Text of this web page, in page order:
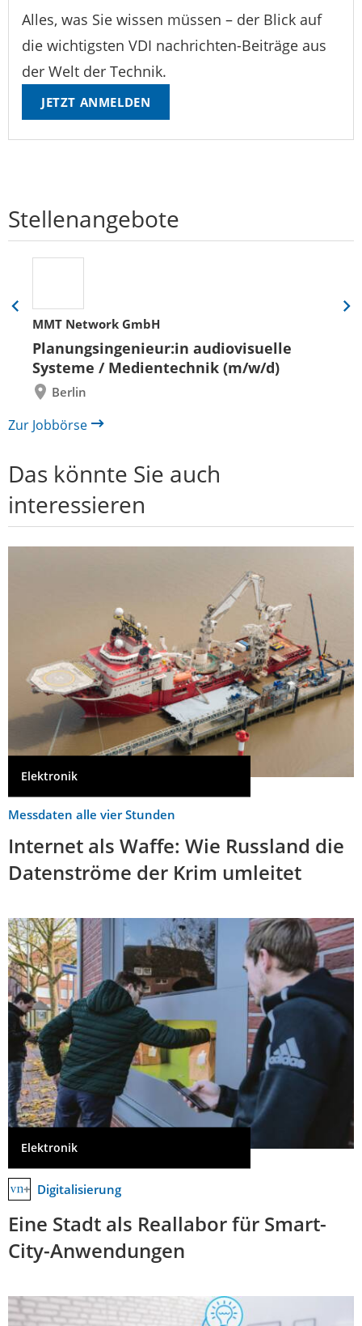
Alles, was Sie wissen müssen – der Blick auf
die wichtigsten VDI nachrichten-Beiträge aus
der Welt der Technik.
JETZT ANMELDEN
Stellenangebote
MMT Network GmbH
Planungsingenieur:in audiovisuelle
Systeme / Medientechnik (m/w/d)
Berlin
Eine
Folie
zurück
Eine
Zur Jobbörse
Das könnte Sie auch
interessieren
Elektronik
Messdaten alle vier Stunden
Internet als Waffe: Wie Russland die
Datenströme der Krim umleitet
Elektronik
Digitalisierung
Eine Stadt als Reallabor für Smart-
City-Anwendungen